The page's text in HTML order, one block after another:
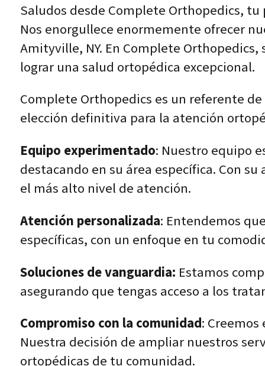
Saludos desde Complete Orthopedics,
Nos enorgullece enormemente ofrecer
Amityville, NY. En Complete
lograr una salud ortopédica excepcional.
Complete Orthopedics es un referente
elección definitiva para la atención
Equipo experimentado: Nuestro equipo
destacando en su área específica. Con
el más alto nivel de atención.
Atención personalizada: Entendemos
específicas, con un enfoque en tu
Soluciones de vanguardia: Estamos
asegurando que tengas acceso a los
Compromiso con la comunidad:
Nuestra decisión de ampliar nuestros
ortopédicas de tu comunidad.